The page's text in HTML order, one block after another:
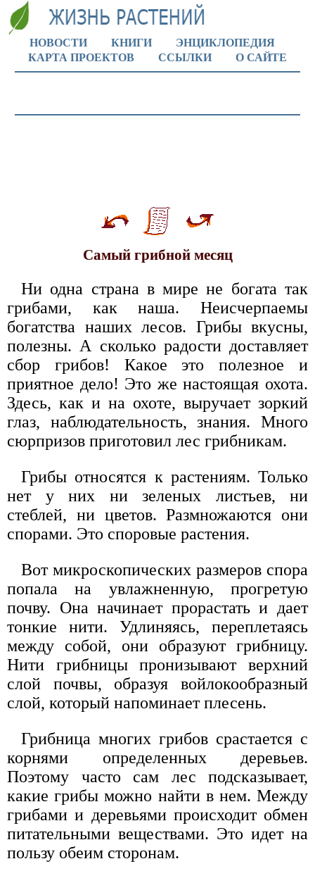
НОВОСТИ КНИГИ
ЭНЦИКЛОПЕДИЯ
КАРТА ПРОЕКТОВ
ССЫЛКИ О САЙТЕ
Самый грибной месяц
Ни одна страна в мире не богата так
грибами, как наша. Неисчерпаемы
богатства наших лесов. Грибы вкусны,
полезны. А сколько радости доставляет
сбор грибов! Какое это полезное и
приятное дело! Это же настоящая охота.
Здесь, как и на охоте, выручает зоркий
глаз, наблюдательность, знания. Много
сюрпризов приготовил лес грибникам.
Грибы относятся к растениям. Только
нет у них ни зеленых листьев, ни
стеблей, ни цветов. Размножаются они
спорами. Это споровые растения.
Вот микроскопических размеров спора
попала на увлажненную, прогретую
почву. Она начинает прорастать и дает
тонкие нити. Удлиняясь, переплетаясь
между собой, они образуют грибницу.
Нити грибницы пронизывают верхний
слой почвы, образуя войлокообразный
слой, который напоминает плесень.
Грибница многих грибов срастается с
корнями определенных деревьев.
Поэтому часто сам лес подсказывает,
какие грибы можно найти в нем. Между
грибами и деревьями происходит обмен
питательными веществами. Это идет на
пользу обеим сторонам.